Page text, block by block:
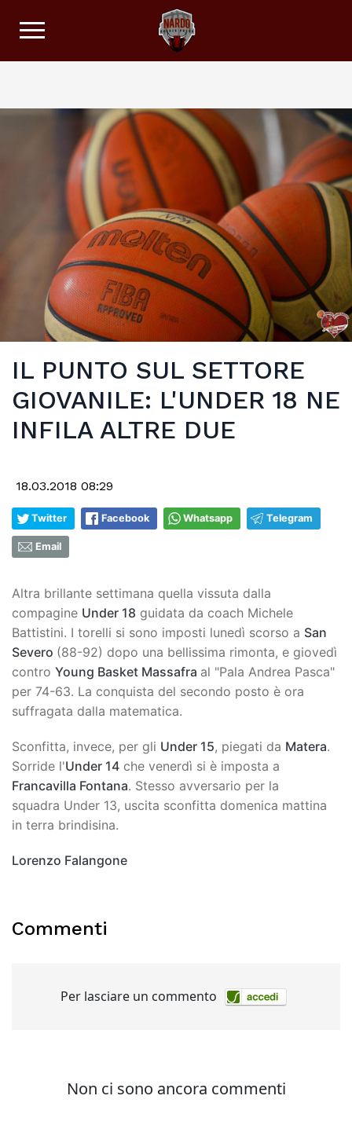
IL PUNTO SUL SETTORE
GIOVANILE: L'UNDER 18 NE
INFILA ALTRE DUE
18.03.2018 08:29
Twitter Facebook Whatsapp Telegram
Email
Altra brillante settimana quella vissuta dalla
compagine Under 18 guidata da coach Michele
Battistini. I torelli si sono imposti lunedì scorso a San
Severo (88-92) dopo una bellissima rimonta, e giovedì
contro Young Basket Massafra al "Pala Andrea Pasca"
per 74-63. La conquista del secondo posto è ora
suffragata dalla matematica.
Sconfitta, invece, per gli Under 15, piegati da Matera.
Sorride l'Under 14 che venerdì si è imposta a
Francavilla Fontana. Stesso avversario per la
squadra Under 13, uscita sconfitta domenica mattina
in terra brindisina.
Lorenzo Falangone
Commenti